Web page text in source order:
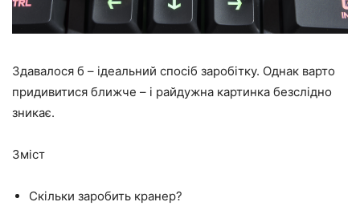
Здавалося б – ідеальний спосіб заробітку. Однак варто
придивитися ближче – і райдужна картинка безслідно
зникає.
Зміст
Скільки заробить кранер?